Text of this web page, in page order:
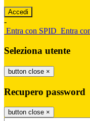
-
Entra con SPID Entra
Seleziona utente
button close ×
Recupero password
button close ×